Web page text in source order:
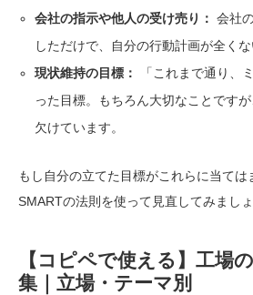
会社の指示や他人の受け売り： 会社
しただけで、自分の行動計画が全くな
現状維持の目標：
「これまで通り、
った目標。もちろん大切なことです
欠けています。
もし自分の立てた目標がこれらに当て
SMARTの法則を使って見直してみましょ
【コピペで使える】工場
集｜立場・テーマ別